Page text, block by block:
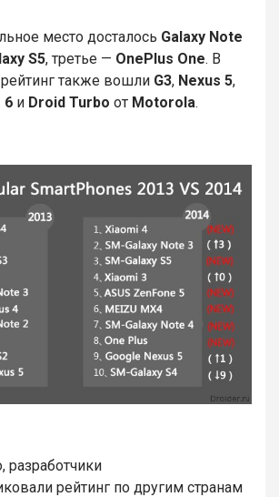
место досталось Galaxy Note
S5, третье — OnePlus One. В
также вошли G3, Nexus 5,
6 и Droid Turbo от Motorola.
разработчики
рейтинг по другим странам